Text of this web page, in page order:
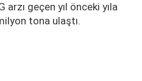
geçen yıl önceki yıla
tona ulaştı.